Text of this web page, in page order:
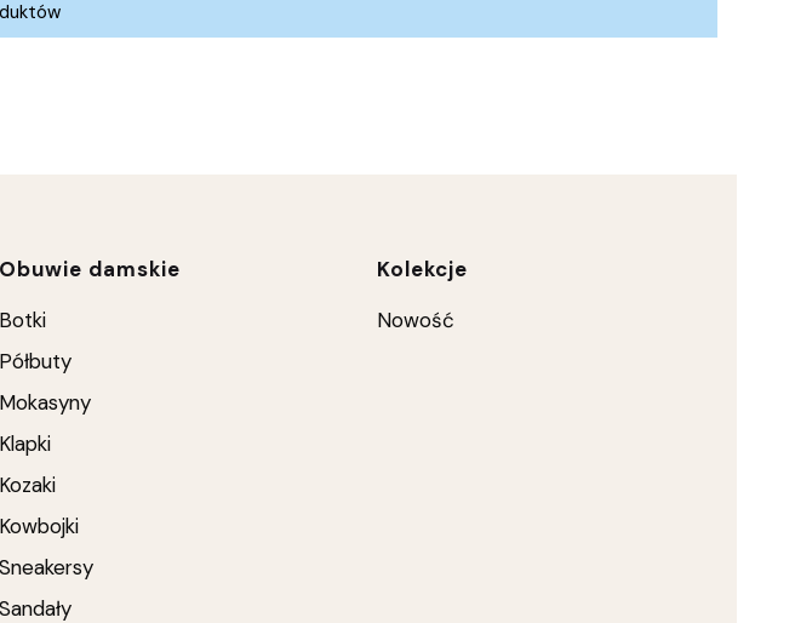
Linki w stopce
Obuwie damskie
Botki
Półbuty
Mokasyny
Klapki
Kozaki
Kowbojki
Sneakersy
Sandały
Kolekcje
Nowość